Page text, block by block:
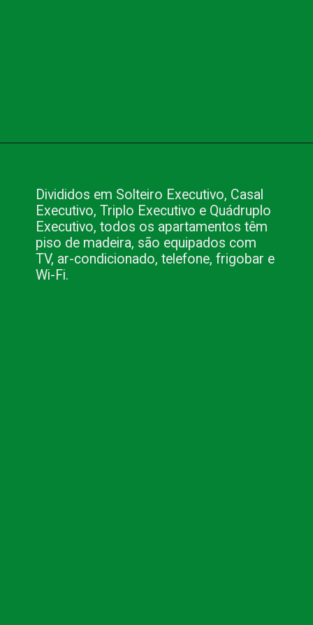
Divididos em Solteiro Executivo, Casal
Executivo, Triplo Executivo e Quádruplo
Executivo, todos os apartamentos têm
piso de madeira, são equipados com
TV, ar-condicionado, telefone, frigobar e
Wi-Fi.